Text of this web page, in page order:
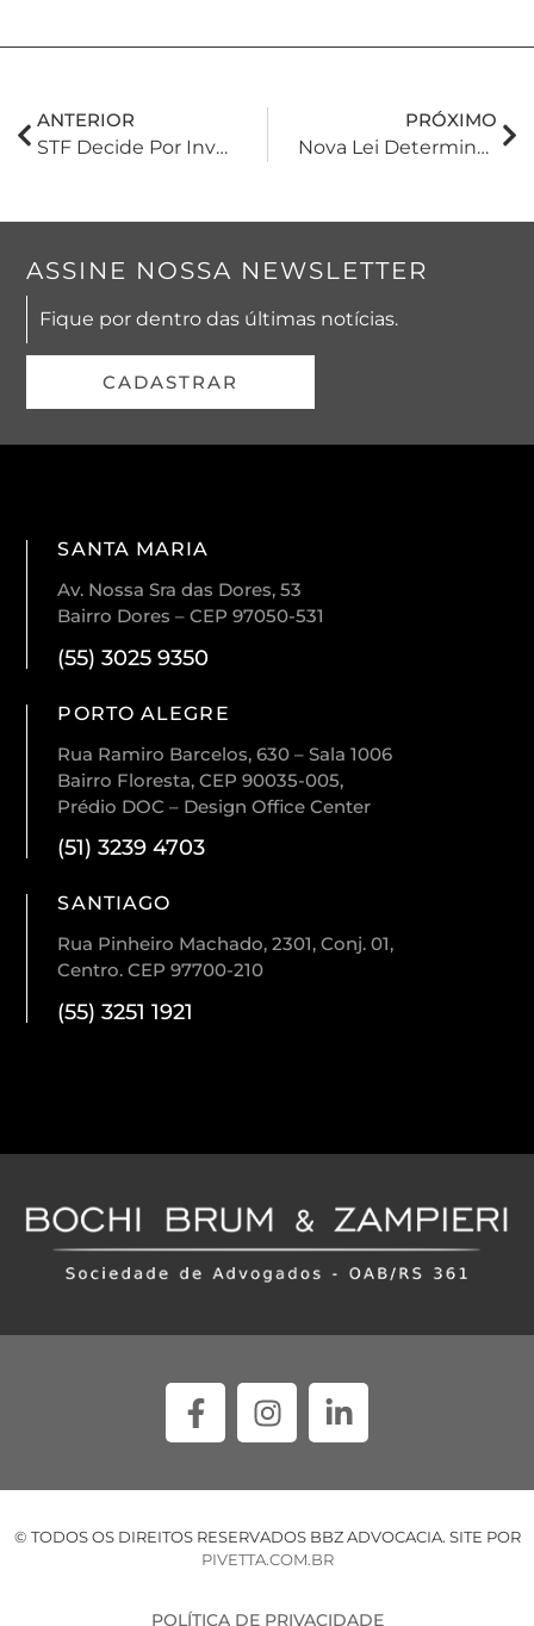
ANTERIOR
STF Decide Por Invalidar Dispositivos Da Lei Dos Caminhoneiros Sobre Tempo De Espera, Jornada E Descanso
PRÓXIMO
Nova Lei Determina Perda De Direito Sucessório Diante De Sentença Penal Condenatória Deﬁnitiva Contra Sucessor Indigno Em Face Do Autor Da Herança
ASSINE NOSSA NEWSLETTER
Fique por dentro das últimas notícias.
CADASTRAR
SANTA MARIA
Av. Nossa Sra das Dores, 53
Bairro Dores – CEP 97050-531
(55) 3025 9350
PORTO ALEGRE
Rua Ramiro Barcelos, 630 – Sala 1006
Bairro Floresta, CEP 90035-005,
Prédio DOC – Design Office Center
(51) 3239 4703
SANTIAGO
Rua Pinheiro Machado, 2301, Conj. 01,
Centro. CEP 97700-210
(55) 3251 1921
© TODOS OS DIREITOS RESERVADOS BBZ ADVOCACIA. SITE POR
PIVETTA.COM.BR
POLÍTICA DE PRIVACIDADE